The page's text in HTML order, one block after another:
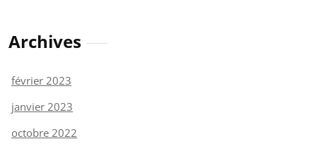
Archives
février 2023
janvier 2023
octobre 2022